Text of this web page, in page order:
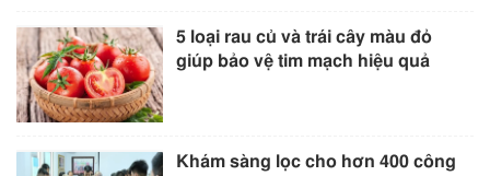
5 loại rau củ và trái cây màu đỏ
giúp bảo vệ tim mạch hiệu quả
Khám sàng lọc cho hơn 400 công